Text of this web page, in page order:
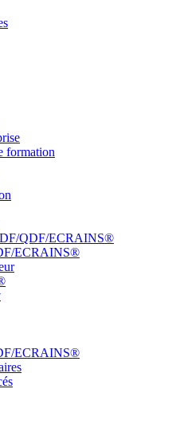
formation
QDF/ECRAINS®
ECRAINS®
ECRAINS®